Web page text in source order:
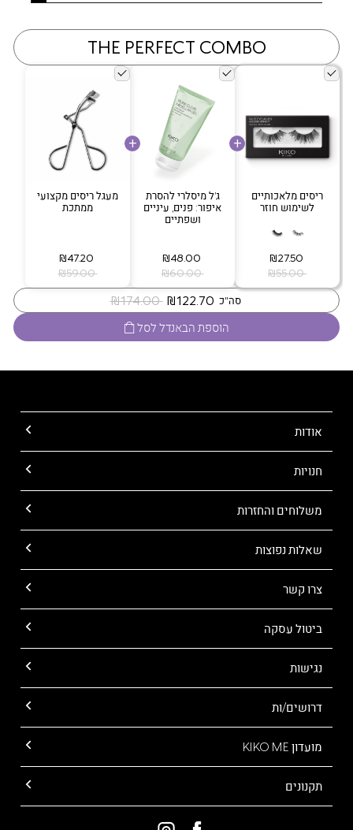
ריסים מלאכותיים
לשימוש חוזר
‏ ₪55.00
ג’ל מיסלרי להסרת
איפור: פנים, עיניים
ושפתיים
‏ ₪60.00
מעגל ריסים מקצועי
ממתכת
‏ ₪59.00
THE PERFECT COMBO
סה"כ ‏ ₪174.00
הוספת הבאנדל לסל
אודות
חנויות
משלוחים והחזרות
שאלות נפוצות
צרו קשר
ביטול עסקה
נגישות
דרושים/ות
מועדון KIKO ME
תקנונים